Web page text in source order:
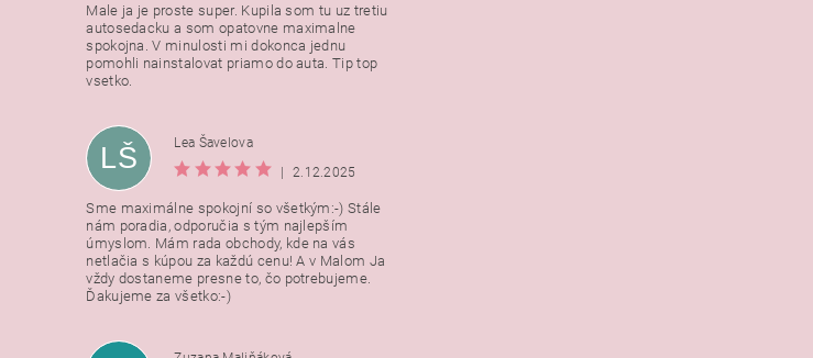
Male ja je proste super. Kupila som tu uz tretiu
autosedacku a som opatovne maximalne
spokojna. V minulosti mi dokonca jednu
pomohli nainstalovat priamo do auta. Tip top
vsetko.
LŠ
Lea Šavelova
2.12.2025
Sme maximálne spokojní so všetkým:-) Stále
nám poradia, odporučia s tým najlepším
úmyslom. Mám rada obchody, kde na vás
netlačia s kúpou za každú cenu! A v Malom Ja
vždy dostaneme presne to, čo potrebujeme.
Ďakujeme za všetko:-)